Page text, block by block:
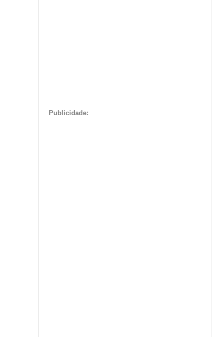
Publicidade: